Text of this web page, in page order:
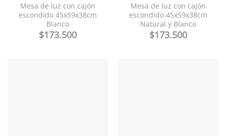
Mesa de luz con cajón
escondido 45x59x38cm
Blanco
$173.500
Mesa de luz con cajón
escondido 45x59x38cm
Natural y Blanco
$173.500